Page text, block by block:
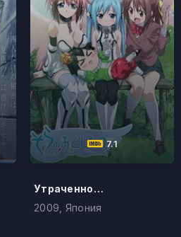
7.1
Утраченное небесами
2009, Япония